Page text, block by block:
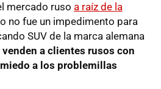
mercado ruso a raíz de la
no fue un impedimento para
SUV de la marca alemana
venden a clientes rusos con
a los problemillas